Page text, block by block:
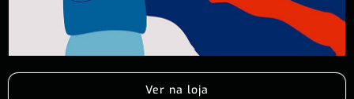
Ver na loja